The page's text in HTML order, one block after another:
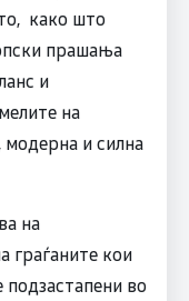
како што
прашања
и
на
и силна
на
граѓаните кои
подзастапени во